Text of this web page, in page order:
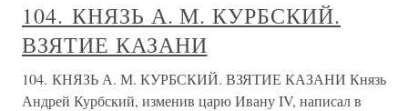
104. КНЯЗЬ А. М. КУРБСКИЙ.
ВЗЯТИЕ КАЗАНИ
104. КНЯЗЬ А. М. КУРБСКИЙ. ВЗЯТИЕ КАЗАНИ Князь
Андрей Курбский, изменив царю Ивану IV, написал в